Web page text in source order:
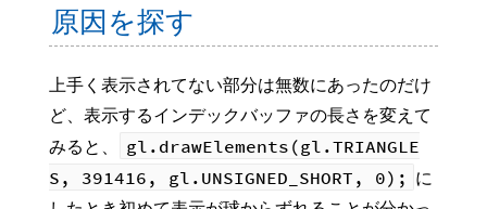
原因を探す
上手く表示されてない部分は無数にあったのだけ
ど、表示するインデックバッファの長さを変えて
みると、
gl.drawElements(gl.TRIANGLE
S, 391416, gl.UNSIGNED_SHORT, 0);
に